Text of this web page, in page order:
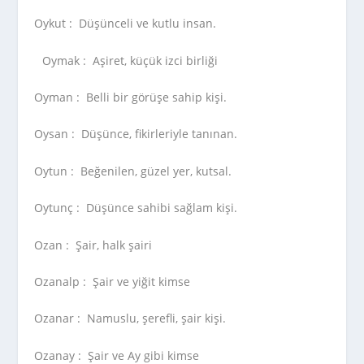
Oykut : Düşünceli ve kutlu insan.
Oymak : Aşiret, küçük izci birliği
Oyman : Belli bir görüşe sahip kişi.
Oysan : Düşünce, fikirleriyle tanınan.
Oytun : Beğenilen, güzel yer, kutsal.
Oytunç : Düşünce sahibi sağlam kişi.
Ozan : Şair, halk şairi
Ozanalp : Şair ve yiğit kimse
Ozanar : Namuslu, şerefli, şair kişi.
Ozanay : Şair ve Ay gibi kimse